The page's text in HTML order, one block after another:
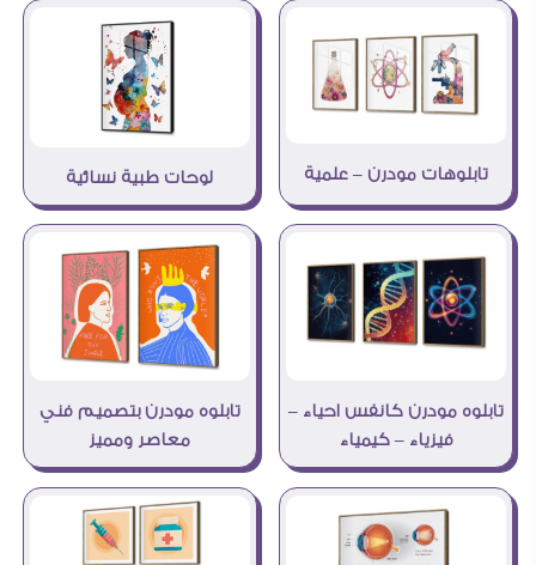
تابلوهات مودرن – علمية لوحات طبية نسائية
تابلوه مودرن كانفس احياء –
فيزياء – كيمياء
تابلوه مودرن بتصميم فني
معاصر ومميز